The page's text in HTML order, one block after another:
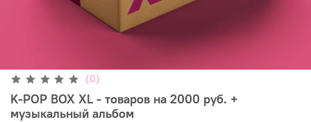
(0)
K-POP BOX XL - товаров на 2000 руб. +
музыкальный альбом